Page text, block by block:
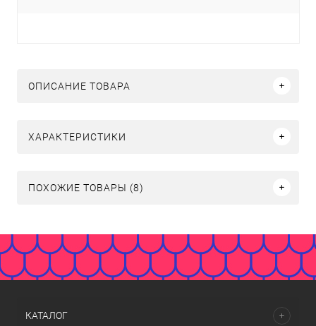
ОПИСАНИЕ ТОВАРА
ХАРАКТЕРИСТИКИ
ПОХОЖИЕ ТОВАРЫ (8)
КАТАЛОГ